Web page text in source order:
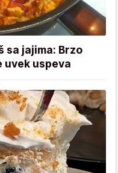
sa jajima: Brzo
uvek uspeva